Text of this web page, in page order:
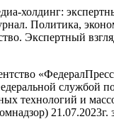
холдинг:
Политика,
Экспертный
службой
технологий и